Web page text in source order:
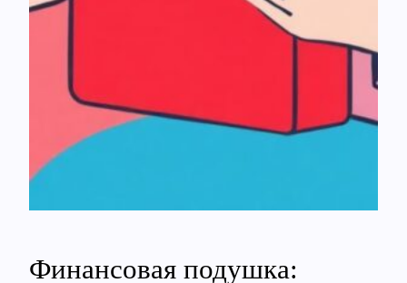
Финансовая подушка: